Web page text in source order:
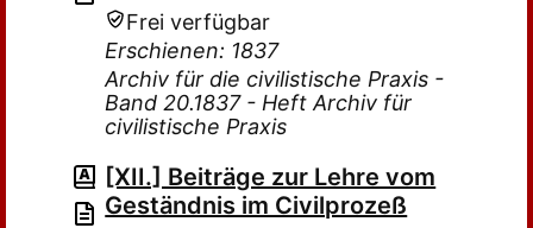
Frei verfügbar
Erschienen: 1837
Archiv für die civilistische Praxis -
Band 20.1837 - Heft Archiv für
civilistische Praxis
[XII.] Beiträge zur Lehre vom
Geständnis im Civilprozeß